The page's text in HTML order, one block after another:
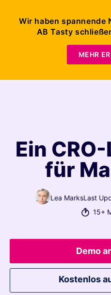
Ein
für
Lea MarksLast
15+
Kostenlos
Demo
Wir haben spannende
AB Tasty
MEHR